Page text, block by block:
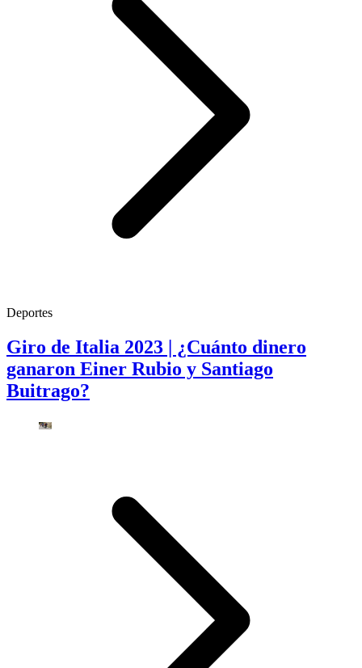
Deportes
Giro de Italia 2023 | ¿Cuánto dinero
ganaron Einer Rubio y Santiago
Buitrago?